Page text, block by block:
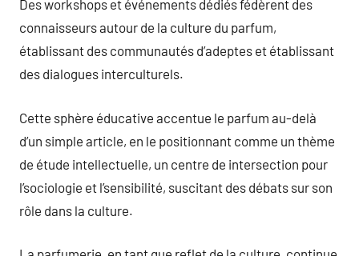
Des workshops et événements dédiés fédèrent des
connaisseurs autour de la culture du parfum,
établissant des communautés d’adeptes et établissant
des dialogues interculturels.
Cette sphère éducative accentue le parfum au-delà
d’un simple article, en le positionnant comme un thème
de étude intellectuelle, un centre de intersection pour
l’sociologie et l’sensibilité, suscitant des débats sur son
rôle dans la culture.